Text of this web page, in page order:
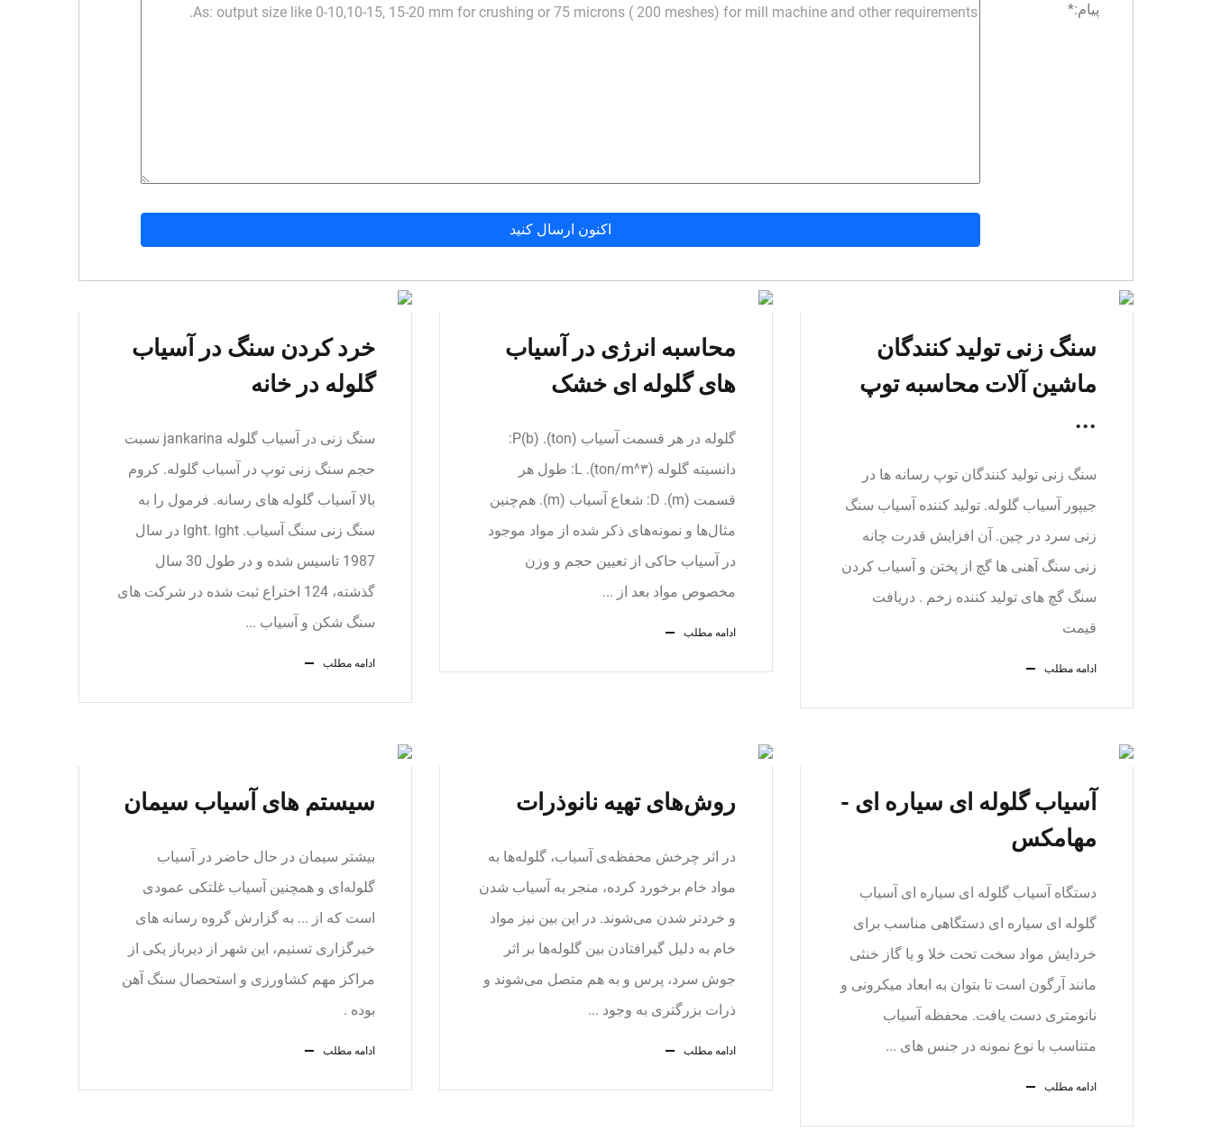
پیام:*
سنگ زنی تولید کنندگان
ماشین آلات محاسبه توپ
...
سنگ زنی تولید کنندگان توپ رسانه ها در
جیپور آسیاب گلوله. تولید کننده آسیاب سنگ
زنی سرد در چین. آن افزایش قدرت چانه
زنی سنگ آهنی ها گچ از پختن و آسیاب کردن
سنگ گچ های تولید کننده زخم . دریافت
قیمت
ادامه مطلب
محاسبه انرژی در آسیاب
های گلوله ای خشک
گلوله در هر قسمت آسیاب (ton). (P(b:
دانسیته گلوله (ton/m^۳). L: طول هر
قسمت (m). D: شعاع آسیاب (m). هم‌چنین
مثال‌ها و نمونه‌های ذکر شده از مواد موجود
در آسیاب حاکی از تعیین حجم و وزن
مخصوص مواد بعد از ...
ادامه مطلب
خرد کردن سنگ در آسیاب
گلوله در خانه
سنگ زنی در آسیاب گلوله jankarina نسبت
حجم سنگ زنی توپ در آسیاب گلوله. کروم
بالا آسیاب گلوله های رسانه. فرمول را به
سنگ زنی سنگ آسیاب. lght. lght در سال
1987 تاسیس شده و در طول 30 سال
گذشته، 124 اختراع ثبت شده در شركت های
سنگ شكن و آسیاب ...
ادامه مطلب
آسیاب گلوله ای سیاره ای -
مهامکس
دستگاه آسیاب گلوله ای سیاره ای آسیاب
گلوله ای سیاره ای دستگاهی مناسب برای
خردایش مواد سخت تحت خلا و یا گاز خنثی
مانند آرگون است تا بتوان به ابعاد میکرونی و
نانومتری دست یافت. محفظه آسیاب
متناسب با نوع نمونه در جنس های ...
ادامه مطلب
روش‌های تهیه نانوذرات
در اثر چرخش محفظه‌ی آسیاب، گلوله‌ها به
مواد خام برخورد کرده، منجر به آسیاب شدن
و خردتر شدن می‌شوند. در این بین نیز مواد
خام به دلیل گیرافتادن بین گلوله‌ها بر اثر
جوش سرد، پرس و به هم متصل می‌شوند و
ذرات بزرگتری به وجود ...
ادامه مطلب
سیستم های آسیاب سیمان
بیشتر سیمان در حال حاضر در آسیاب
گلوله‌ای و همچنین آسیاب غلتکی عمودی
است که از ... به گزارش گروه رسانه های
خبرگزاری تسنیم، این شهر از دیرباز یکی از
مراکز مهم کشاورزی و استحصال سنگ آهن
بوده .
ادامه مطلب